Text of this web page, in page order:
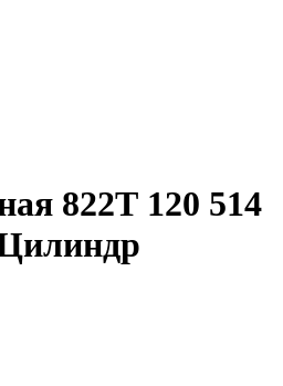
822Т 120 514